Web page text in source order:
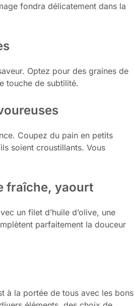
fondra délicatement dans la
Optez pour des graines de
touche de subtilité.
Coupez du pain en petits
soient croustillants. Vous
fraîche, yaourt
un filet d’huile d’olive, une
parfaitement la douceur
à la portée de tous avec les bons